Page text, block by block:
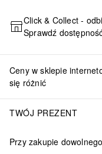
Click & Collect -
Sprawdź
Ceny w sklepie
się różnić
TWÓJ PREZENT
Przy zakupie